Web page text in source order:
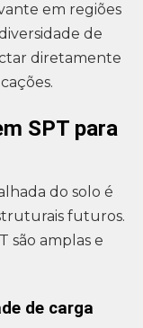
em regiões
de
diretamente
SPT para
do solo é
futuros.
são amplas e
de carga